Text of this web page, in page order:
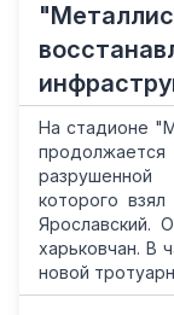
На стадионе
разрушенной
которого
Ярославский.
харьковчан. В
новой